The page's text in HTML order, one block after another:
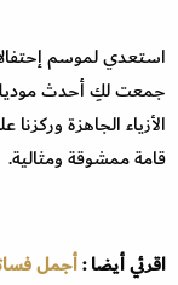
استعدي لموسم
جمعت لكِ أحدث
الأزياء الجاهزة
قامة ممشوقة ومثالية.
اقرئي أيضا :أجمل